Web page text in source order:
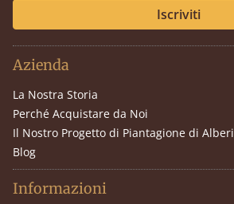
Iscriviti
Azienda
La Nostra Storia
Perché Acquistare da Noi
Il Nostro Progetto di Piantagione di Alberi
Blog
Informazioni